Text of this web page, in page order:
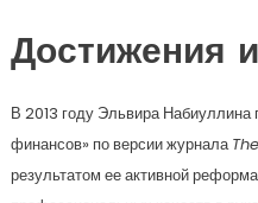
Достижения
В 2013 году Эльвира
финансов» по версии журнала
результатом ее активной